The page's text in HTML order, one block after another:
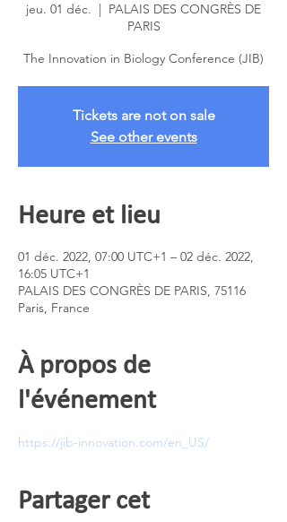
jeu. 01 déc.
  |
PALAIS DES CONGRÈS DE
PARIS
The Innovation in Biology Conference (JIB)
Tickets are not on sale
See other events
Heure et lieu
01 déc. 2022, 07:00 UTC+1 – 02 déc. 2022,
16:05 UTC+1
PALAIS DES CONGRÈS DE PARIS, 75116
Paris, France
À propos de
l'événement
https://jib-innovation.com/en_US/
Partager cet